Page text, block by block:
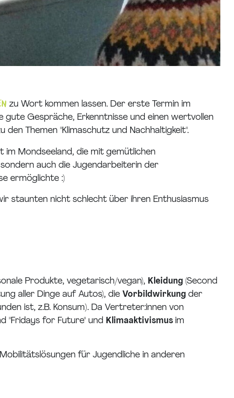
zu Wort kommen lassen. Der erste Termin im
Gespräche, Erkenntnisse und einen wertvollen
Themen "Klimaschutz und Nachhaltigkeit".
im Mondseeland, die mit gemütlichen
auch die Jugendarbeiterin der
ermöglichte :)
staunten nicht schlecht über ihren Enthusiasmus
Produkte, vegetarisch/vegan), Kleidung (Second
aller Dinge auf Autos), die Vorbildwirkung der
ist, z.B. Konsum). Da Vertreter:innen von
"Fridays for Future" und Klimaaktivismus im
für Jugendliche in anderen